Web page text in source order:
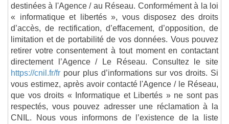
destinées à l'Agence / au Réseau. Conformément à la loi
« informatique et libertés », vous disposez des droits
d’accès, de rectification, d’effacement, d’opposition, de
limitation et de portabilité de vos données. Vous pouvez
retirer votre consentement à tout moment en contactant
directement l’Agence / Le Réseau. Consultez le site
https://cnil.fr/fr pour plus d’informations sur vos droits. Si
vous estimez, après avoir contacté l'Agence / le Réseau,
que vos droits « Informatique et Libertés » ne sont pas
respectés, vous pouvez adresser une réclamation à la
CNIL. Nous vous informons de l’existence de la liste